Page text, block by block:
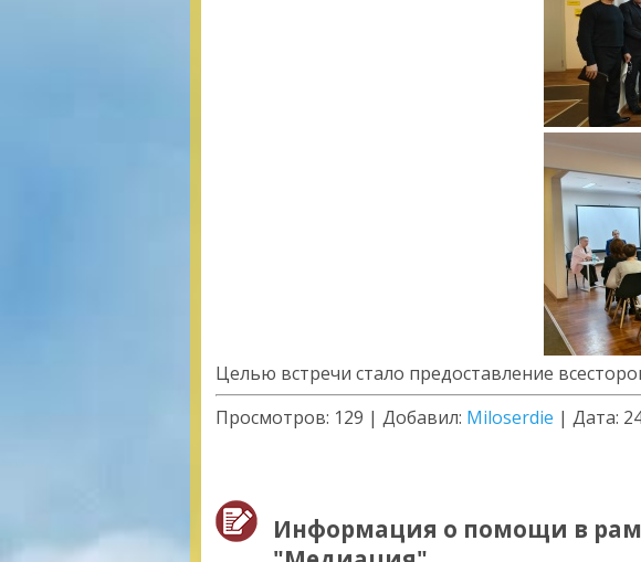
Целью встречи стало предоставление
Просмотров: 129 | Добавил: Miloserdie | Дата:
Информация о помощи в